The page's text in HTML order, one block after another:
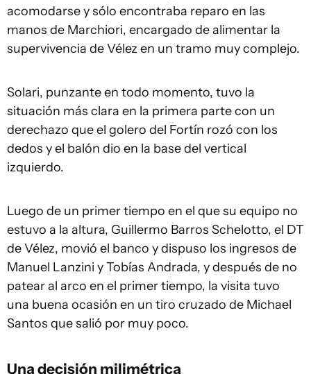
acomodarse y sólo encontraba reparo en las
manos de Marchiori, encargado de alimentar la
supervivencia de Vélez en un tramo muy complejo.
Solari, punzante en todo momento, tuvo la
situación más clara en la primera parte con un
derechazo que el golero del Fortín rozó con los
dedos y el balón dio en la base del vertical
izquierdo.
Luego de un primer tiempo en el que su equipo no
estuvo a la altura, Guillermo Barros Schelotto, el DT
de Vélez, movió el banco y dispuso los ingresos de
Manuel Lanzini y Tobías Andrada, y después de no
patear al arco en el primer tiempo, la visita tuvo
una buena ocasión en un tiro cruzado de Michael
Santos que salió por muy poco.
Una decisión milimétrica